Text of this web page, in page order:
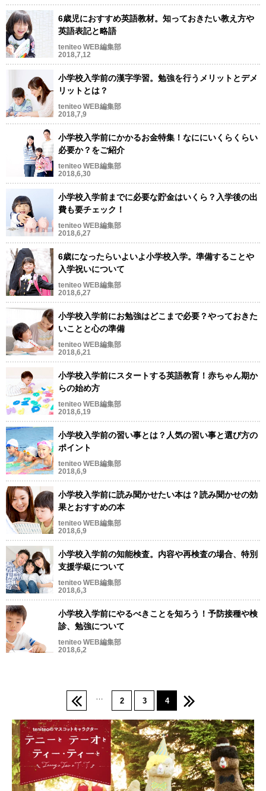
6歳児におすすめ英語教材。知っておきたい教え方や
英語表記と略語
teniteo WEB編集部
2018,7,12
小学校入学前の漢字学習。勉強を行うメリットとデメ
リットとは？
teniteo WEB編集部
2018,7,9
小学校入学前にかかるお金特集！なににいくらくらい
必要か？をご紹介
teniteo WEB編集部
2018,6,30
小学校入学前までに必要な貯金はいくら？入学後の出
費も要チェック！
teniteo WEB編集部
2018,6,27
6歳になったらいよいよ小学校入学。準備することや
入学祝いについて
teniteo WEB編集部
2018,6,27
小学校入学前にお勉強はどこまで必要？やっておきた
いことと心の準備
teniteo WEB編集部
2018,6,21
小学校入学前にスタートする英語教育！赤ちゃん期か
らの始め方
teniteo WEB編集部
2018,6,19
小学校入学前の習い事とは？人気の習い事と選び方の
ポイント
teniteo WEB編集部
2018,6,9
小学校入学前に読み聞かせたい本は？読み聞かせの効
果とおすすめの本
teniteo WEB編集部
2018,6,9
小学校入学前の知能検査。内容や再検査の場合、特別
支援学級について
teniteo WEB編集部
2018,6,3
小学校入学前にやるべきことを知ろう！予防接種や検
診、勉強について
teniteo WEB編集部
2018,6,2
… 2 3 4